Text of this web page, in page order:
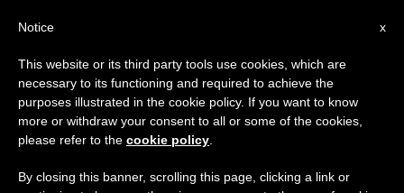
ETIQUETA
Posts Tagged ‘el Papa
Ofrece La Misa’
×
Aviso importante
Del 27 de julio al 7 de agosto haremos la pausa
anual, aprovechando que en el periodo de verano
se generan menos informaciones y también el
x
Notice
This website or its third party tools use cookies, which are
necessary to its functioning and required to achieve the
purposes illustrated in the cookie policy. If you want to know
more or withdraw your consent to all or some of the cookies,
please refer to the cookie policy
By closing this banner, scrolling this page, clicking a link or